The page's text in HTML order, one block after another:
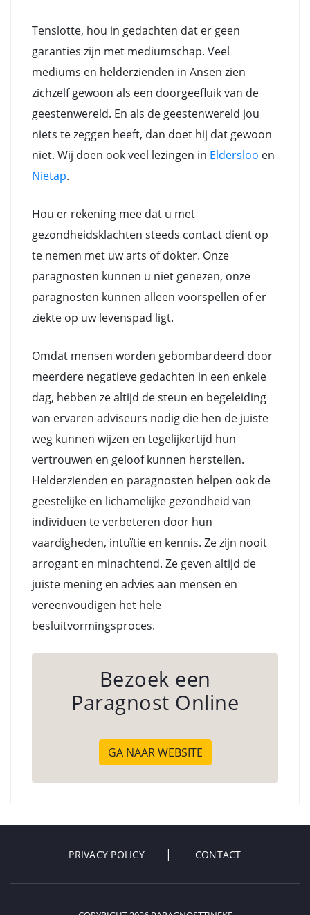
Tenslotte, hou in gedachten dat er geen
garanties zijn met mediumschap. Veel
mediums en helderzienden in Ansen zien
zichzelf gewoon als een doorgeefluik van de
geestenwereld. En als de geestenwereld jou
niets te zeggen heeft, dan doet hij dat gewoon
niet. Wij doen ook veel lezingen in Eldersloo en
Nietap.
Hou er rekening mee dat u met
gezondheidsklachten steeds contact dient op
te nemen met uw arts of dokter. Onze
paragnosten kunnen u niet genezen, onze
paragnosten kunnen alleen voorspellen of er
ziekte op uw levenspad ligt.
Omdat mensen worden gebombardeerd door
meerdere negatieve gedachten in een enkele
dag, hebben ze altijd de steun en begeleiding
van ervaren adviseurs nodig die hen de juiste
weg kunnen wijzen en tegelijkertijd hun
vertrouwen en geloof kunnen herstellen.
Helderzienden en paragnosten helpen ook de
geestelijke en lichamelijke gezondheid van
individuen te verbeteren door hun
vaardigheden, intuïtie en kennis. Ze zijn nooit
arrogant en minachtend. Ze geven altijd de
juiste mening en advies aan mensen en
vereenvoudigen het hele
besluitvormingsproces.
Bezoek een
Paragnost Online
GA NAAR WEBSITE
PRIVACY POLICY CONTACT